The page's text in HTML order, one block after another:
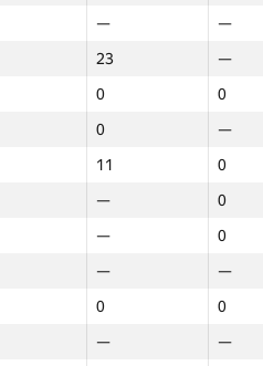
—
—
23
—
0
0
0
—
11
0
—
0
—
0
—
—
0
0
—
—
—
—
23
—
0
0
0
—
11
0
—
0
—
0
—
—
0
0
—
—